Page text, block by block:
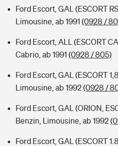
Ford Escort, GAL (ESCORT
Limousine, ab 1991 (0928 /
Ford Escort, ALL (ESCORT
Cabrio, ab 1991 (0928 / 805)
Ford Escort, GAL (ESCORT
Limousine, ab 1992(0928 /
Ford Escort, GAL (ORION,
Benzin, Limousine, ab 1992
Ford Escort, GAL (ESCORT